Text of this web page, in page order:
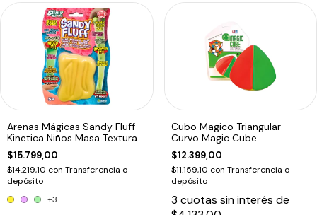
Arenas Mágicas Sandy Fluff
Kinetica Niños Masa Textura
Slimy
$15.799,00
$14.219,10 con Transferencia o
depósito
+3
Cubo Magico Triangular
Curvo Magic Cube
$12.399,00
$11.159,10 con Transferencia o
depósito
3 cuotas sin interés de